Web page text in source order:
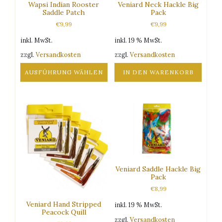
gewählt
werden
können
Produktseite
werden
Wapsi Indian Rooster
Saddle Patch
€9,99
inkl. MwSt.
zzgl. Versandkosten
AUSFÜHRUNG WÄHLEN
weist
mehrere
Varianten
auf.
Optionen
Produktseite
gewählt
Veniard Neck Hackle Big
Pack
€9,99
inkl. 19 % MwSt.
zzgl.Versandkosten
IN DEN WARENKORB
Veniard Hand Stripped
Peacock Quill
Veniard Saddle Hackle Big
Pack
€8,99
inkl. 19 % MwSt.
zzgl.Versandkosten